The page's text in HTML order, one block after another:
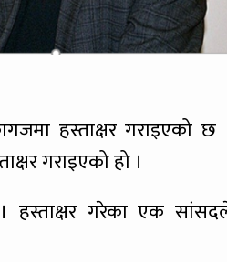
हस्ताक्षर गराइएको छ
गराइएको हो ।
हस्ताक्षर गरेका एक